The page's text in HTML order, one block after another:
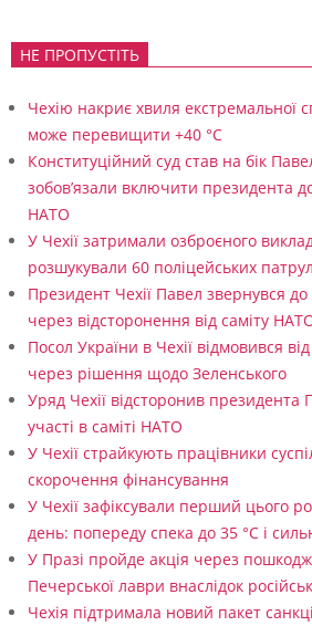
НЕ ПРОПУСТІТЬ
Чехію накриє хвиля екстремальної
може перевищити +40 °C
Конституційний суд став на бік
зобов’язали включити президента
НАТО
У Чехії затримали озброєного
розшукували 60 поліцейських
Президент Чехії Павел звернувся до
через відсторонення від саміту
Посол України в Чехії відмовився
через рішення щодо Зеленського
Уряд Чехії відсторонив президента
участі в саміті НАТО
У Чехії страйкують працівники
скорочення фінансування
У Чехії зафіксували перший цього
день: попереду спека до 35 °C і
У Празі пройде акція через
Печерської лаври внаслідок
Чехія підтримала новий пакет